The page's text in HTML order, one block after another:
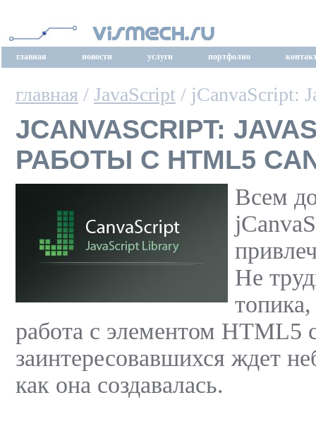
главная новости услуги портфолио
главная / JavaScript / jCanvaScript:
JCANVASCRIPT:
РАБОТЫ С HTML5
Всем
Не
работа с элементом HTML5
заинтересовавшихся ждет
как она создавалась.